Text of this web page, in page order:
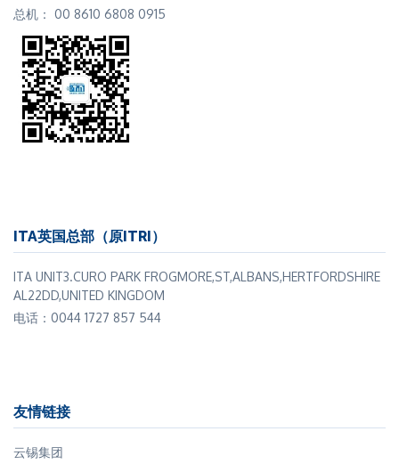
总机： 00 8610 6808 0915
ITA英国总部（原ITRI）
ITA UNIT3.CURO PARK FROGMORE,ST,ALBANS,HERTFORDSHIRE
AL22DD,UNITED KINGDOM
电话：0044 1727 857 544
友情链接
云锡集团